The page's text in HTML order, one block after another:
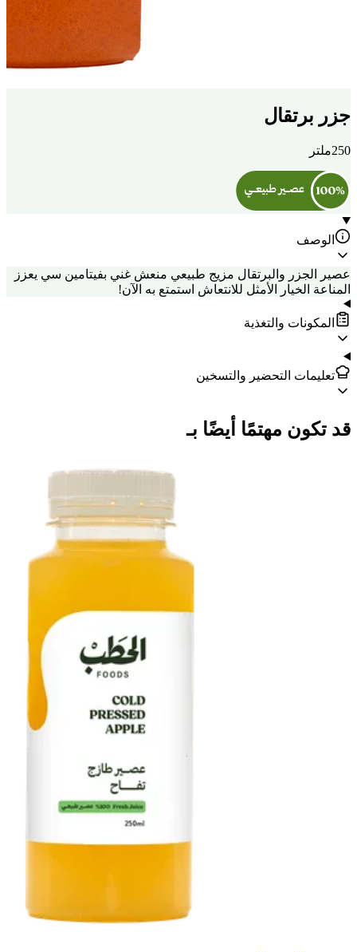
جزر برتقال
250ملتر
الوصف
عصير الجزر والبرتقال مزيج طبيعي منعش غني بفيتامين سي يعزز
المناعة الخيار الأمثل للانتعاش استمتع به الآن!
المكونات والتغذية
تعليمات التحضير والتسخين
قد تكون مهتمًا أيضًا بـ